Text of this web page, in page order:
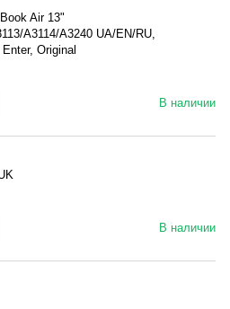
Air 13"
A3114/A3240 UA/EN/RU,
Original
В наличии
В наличии